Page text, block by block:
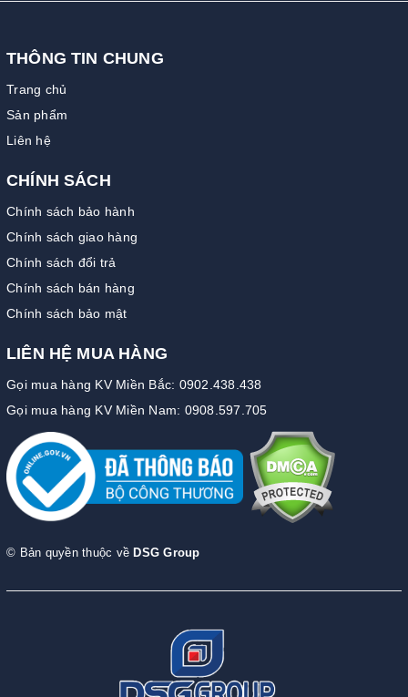
THÔNG TIN CHUNG
Trang chủ
Sản phẩm
Liên hệ
CHÍNH SÁCH
Chính sách bảo hành
Chính sách giao hàng
Chính sách đổi trả
Chính sách bán hàng
Chính sách bảo mật
LIÊN HỆ MUA HÀNG
Gọi mua hàng KV Miền Bắc: 0902.438.438
Gọi mua hàng KV Miền Nam: 0908.597.705
© Bản quyền thuộc về DSG Group